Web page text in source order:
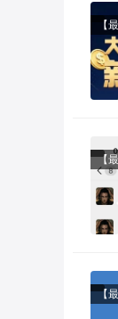
【
【
【